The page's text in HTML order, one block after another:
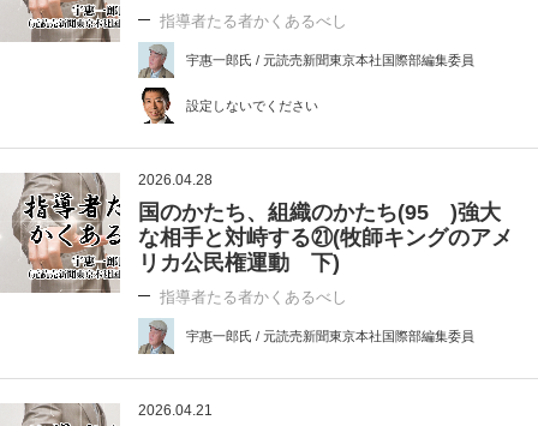
指導者たる者かくあるべし
宇惠一郎氏 / 元読売新聞東京本社国際部編集委員
設定しないでください
2026.04.28
国のかたち、組織のかたち(95 )強大
な相手と対峙する㉑(牧師キングのアメ
リカ公民権運動 下)
指導者たる者かくあるべし
宇惠一郎氏 / 元読売新聞東京本社国際部編集委員
2026.04.21